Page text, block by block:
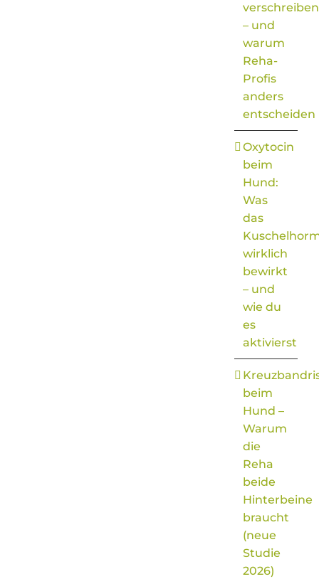
verschreiben
– und
warum
Reha-
Profis
anders
entscheiden
Oxytocin
beim
Hund:
Was
das
wirklich
bewirkt
– und
wie du
es
aktivierst
beim
Hund –
Warum
die
Reha
beide
Hinterbeine
braucht
(neue
Studie
2026)